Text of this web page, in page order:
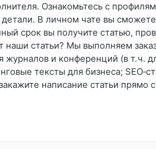
Ознакомьтесь с
В личном чате вы
срок вы получите статью,
наши статьи? Мы выполняем
журналов и конференций (в т.
тексты для бизнеса;
написание статьи прямо